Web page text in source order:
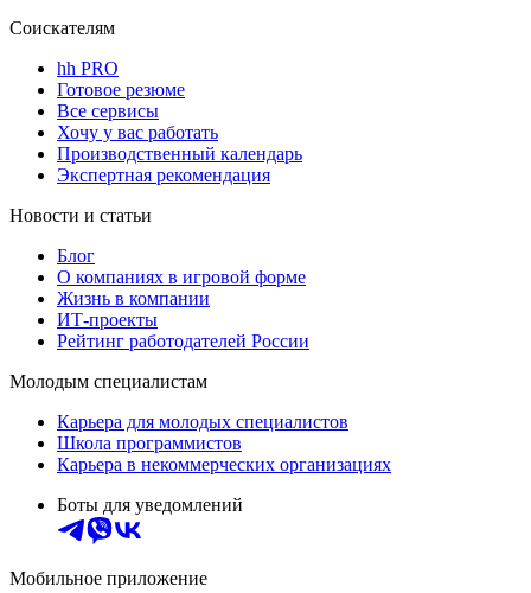
Соискателям
hh PRO
Готовое резюме
Все сервисы
Хочу у вас работать
Производственный календарь
Экспертная рекомендация
Новости и статьи
Блог
О компаниях в игровой форме
Жизнь в компании
ИТ-проекты
Рейтинг работодателей России
Молодым специалистам
Карьера для молодых специалистов
Школа программистов
Карьера в некоммерческих организациях
Боты для уведомлений
Мобильное приложение